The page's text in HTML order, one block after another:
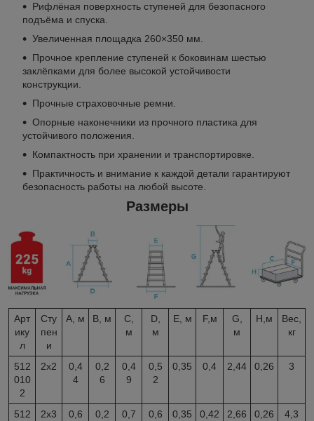
Рифлёная поверхность ступеней для безопасного
подъёма и спуска.
Увеличенная площадка 260×350 мм.
Прочное крепление ступеней к боковинам шестью
заклёпками для более высокой устойчивости
конструкции.
Прочные страховочные ремни.
Опорные наконечники из прочного пластика для
устойчивого положения.
Компактность при хранении и транспортировке.
Практичность и внимание к каждой детали гарантируют
безопасность работы на любой высоте.
Размеры
Арт
ику
л
Сту
пен
и
A, м B, м
C,
м
D,
м
E, м F,м
G,
м
H,м
Вес,
кг
512
010
2
2х2
0,4
4
0,2
6
0,4
9
0,5
2
0,35 0,4 2,44 0,26 3
512 2х3 0,6 0,2 0,7 0,6 0,35 0,42 2,66 0,26 4,3